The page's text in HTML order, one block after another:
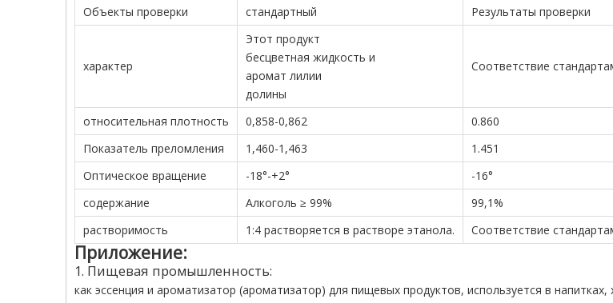
Объекты проверки стандартный Результаты проверки
характер
Этот продукт
бесцветная жидкость и
аромат лилии
долины
Соответствие
относительная плотность 0,858-0,862
0.860
Показатель преломления
1,460-1,463
1.451
Оптическое вращение
-18°-+2°
-16°
содержание
Алкоголь ≥ 99%
99,1%
растворимость
1:4 растворяется в растворе этанола. Соответствие
Приложение:
1. Пищевая промышленность:
как эссенция и ароматизатор (ароматизатор) для пищевых продуктов, используется в